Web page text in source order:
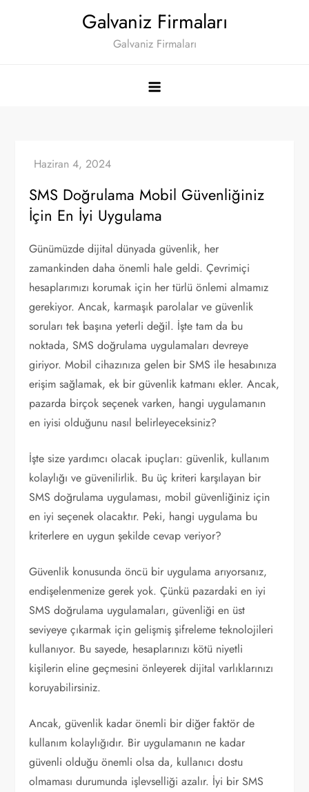
Galvaniz Firmaları
Galvaniz Firmaları
SMS Doğrulama Mobil Güvenliğiniz
İçin En İyi Uygulama
Günümüzde dijital dünyada güvenlik, her
zamankinden daha önemli hale geldi. Çevrimiçi
hesaplarımızı korumak için her türlü önlemi almamız
gerekiyor. Ancak, karmaşık parolalar ve güvenlik
soruları tek başına yeterli değil. İşte tam da bu
noktada, SMS doğrulama uygulamaları devreye
giriyor. Mobil cihazınıza gelen bir SMS ile hesabınıza
erişim sağlamak, ek bir güvenlik katmanı ekler. Ancak,
pazarda birçok seçenek varken, hangi uygulamanın
en iyisi olduğunu nasıl belirleyeceksiniz?
İşte size yardımcı olacak ipuçları: güvenlik, kullanım
kolaylığı ve güvenilirlik. Bu üç kriteri karşılayan bir
SMS doğrulama uygulaması, mobil güvenliğiniz için
en iyi seçenek olacaktır. Peki, hangi uygulama bu
kriterlere en uygun şekilde cevap veriyor?
Güvenlik konusunda öncü bir uygulama arıyorsanız,
endişelenmenize gerek yok. Çünkü pazardaki en iyi
SMS doğrulama uygulamaları, güvenliği en üst
seviyeye çıkarmak için gelişmiş şifreleme teknolojileri
kullanıyor. Bu sayede, hesaplarınızı kötü niyetli
kişilerin eline geçmesini önleyerek dijital varlıklarınızı
koruyabilirsiniz.
Ancak, güvenlik kadar önemli bir diğer faktör de
kullanım kolaylığıdır. Bir uygulamanın ne kadar
güvenli olduğu önemli olsa da, kullanıcı dostu
olmaması durumunda işlevselliği azalır. İyi bir SMS